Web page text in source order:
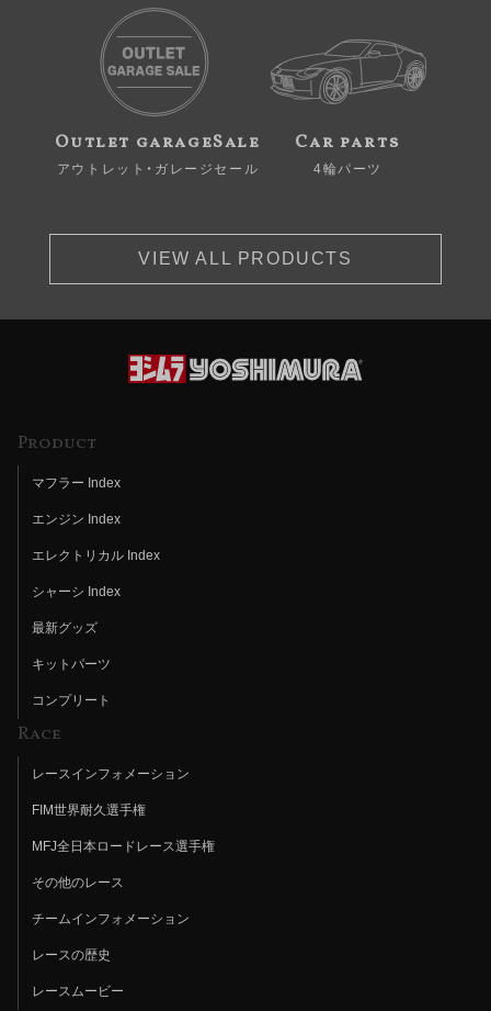
Outlet garageSale
アウトレット・ガレージセール
Car parts
4輪パーツ
VIEW ALL PRODUCTS
Product
マフラー Index
エンジン Index
エレクトリカル Index
シャーシ Index
最新グッズ
キットパーツ
コンプリート
Race
レースインフォメーション
FIM世界耐久選手権
MFJ全日本ロードレース選手権
その他のレース
チームインフォメーション
レースの歴史
レースムービー